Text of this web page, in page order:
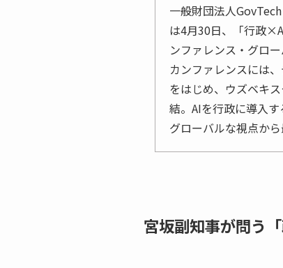
一般財団法人
は4月30日、「行政
ンファレンス・グロ
カンファレンスには
をはじめ、ウズベキ
結。AIを行政に導入
グローバルな視点か
宮坂副知事が問う